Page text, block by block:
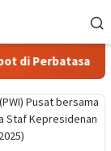
Perbatasan